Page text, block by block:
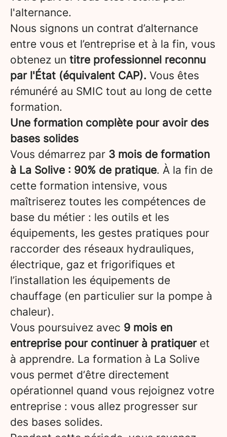
l'alternance.
Nous signons un contrat d’alternance
entre vous et l’entreprise et à la fin, vous
obtenez un titre professionnel reconnu
par l'État (équivalent CAP). Vous êtes
rémunéré au SMIC tout au long de cette
formation.
Une formation complète pour avoir des
bases solides
Vous démarrez par 3 mois de formation
à La Solive : 90% de pratique. À la fin de
cette formation intensive, vous
maîtriserez toutes les compétences de
base du métier : les outils et les
équipements, les gestes pratiques pour
raccorder des réseaux hydrauliques,
électrique, gaz et frigorifiques et
l’installation les équipements de
chauffage (en particulier sur la pompe à
chaleur).
Vous poursuivez avec 9 mois en
entreprise pour continuer à pratiqueret
à apprendre. La formation à La Solive
vous permet d’être directement
opérationnel quand vous rejoignez votre
entreprise : vous allez progresser sur
des bases solides.